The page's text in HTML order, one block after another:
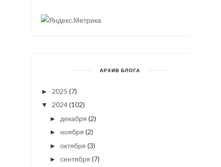
АРХИВ БЛОГА
► 2025 (7)
▼ 2024(102)
► декабря (2)
► ноября (2)
► октября (3)
► сентября (7)